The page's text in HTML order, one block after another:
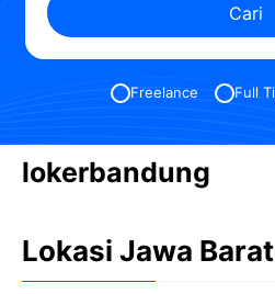
Cari
Freelance Full
lokerbandung
Lokasi Jawa Barat